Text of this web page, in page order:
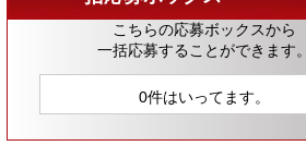
こちらの応募ボックスから
一括応募することができます。
0件はいってます。